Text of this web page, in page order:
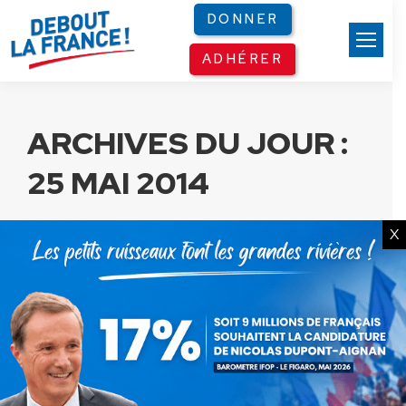
DONNER
ADHÉRER
ARCHIVES DU JOUR :
25 MAI 2014
Nicolas Dupont-Aignan :
« J’appelle tous les leaders de
l’UMP qui ont subi cette
X
Panneau de gestion des cookies